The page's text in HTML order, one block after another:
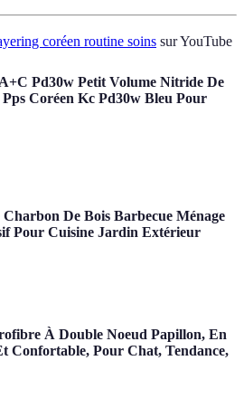
coréen routine soins sur YouTube
Pd30w Petit Volume Nitride De
Coréen Kc Pd30w Bleu Pour
De Bois Barbecue Ménage
Pour Cuisine Jardin Extérieur
À Double Noeud Papillon, En
Confortable, Pour Chat, Tendance,